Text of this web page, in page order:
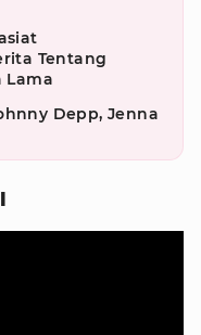
Tentang
Lama
Depp, Jenna